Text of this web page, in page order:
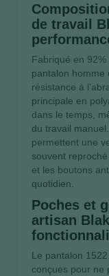
de travail
Fabriqué en
pantalon homme
résistance à
principale en
dans le temps,
du travail
permettent une
souvent
et les boutons
quotidien.
Poches et
artisan
Le pantalon
conçues pour ne